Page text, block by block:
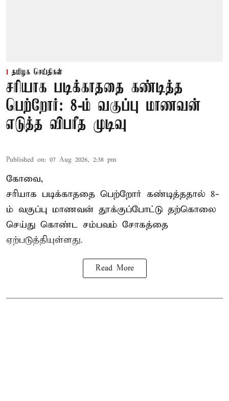
தமிழக செய்திகள்
சரியாக படிக்காததை கண்டித்த
பெற்றோர்: 8-ம் வகுப்பு மாணவன்
எடுத்த விபரீத முடிவு
Published on: 07 Aug 2026, 2:38 pm
கோவை,
சரியாக படிக்காததை பெற்றோர் கண்டித்ததால் 8-
ம் வகுப்பு மாணவன் தூக்குப்போட்டு தற்கொலை
செய்து கொண்ட சம்பவம் சோகத்தை
ஏற்படுத்தியுள்ளது.
Read More